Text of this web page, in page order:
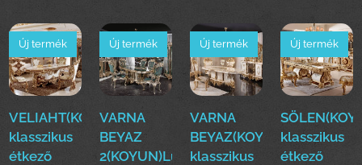
VELIAHT(KOYUN)Luxus
klasszikus
étkező
Új termék
VARNA
BEYAZ
2(KOYUN)Luxus
Új termék
VARNA
BEYAZ(KOYUN)Luxus
klasszikus
Új termék
klasszikus
étkező
Új termék